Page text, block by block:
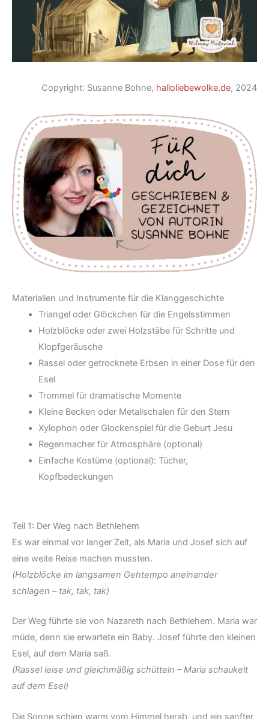
Copyright: Susanne Bohne, halloliebewolke.de, 2024
Materialien und Instrumente für die Klanggeschichte
Triangel oder Glöckchen für die Engelsstimmen
Holzblöcke oder zwei Holzstäbe für Schritte und
Klopfgeräusche
Rassel oder getrocknete Erbsen in einer Dose für den
Esel
Trommel für dramatische Momente
Kleine Becken oder Metallschalen für den Stern
Xylophon oder Glockenspiel für die Geburt Jesu
Regenmacher für Atmosphäre (optional)
Einfache Kostüme (optional): Tücher,
Kopfbedeckungen
Teil 1: Der Weg nach Bethlehem
Es war einmal vor langer Zeit, als Maria und Josef sich auf
eine weite Reise machen mussten.
(Holzblöcke im langsamen Gehtempo aneinander
schlagen – tak, tak, tak)
Der Weg führte sie von Nazareth nach Bethlehem. Maria war
müde, denn sie erwartete ein Baby. Josef führte den kleinen
Esel, auf dem Maria saß.
(Rassel leise und gleichmäßig schütteln – Maria schaukelt
auf dem Esel)
Die Sonne schien warm vom Himmel herab, und ein sanfter